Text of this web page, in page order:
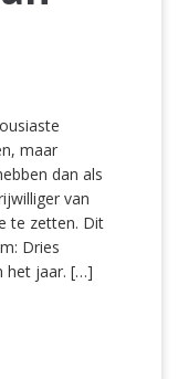
maar
dan als
van
te zetten. Dit
Dries
het jaar. […]